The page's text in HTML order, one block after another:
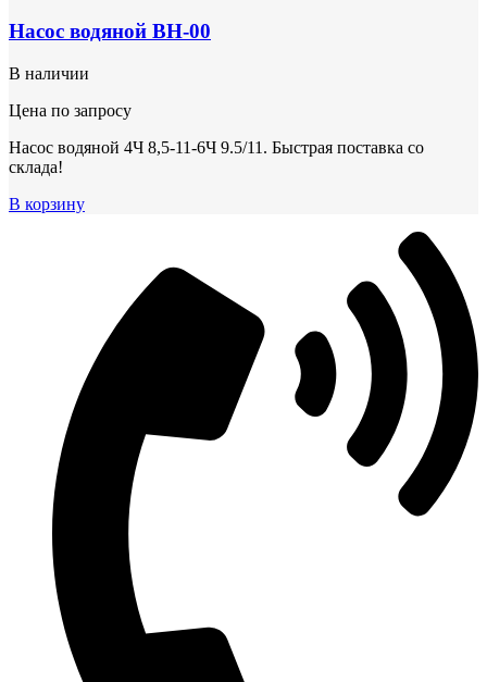
Насос водяной ВН-00
В наличии
Цена по запросу
Насос водяной 4Ч 8,5-11-6Ч 9.5/11. Быстрая поставка со
склада!
В корзину